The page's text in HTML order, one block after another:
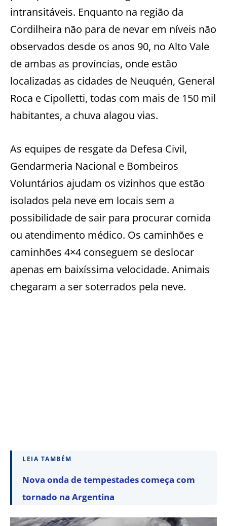
intransitáveis. Enquanto na região da
Cordilheira não para de nevar em níveis não
observados desde os anos 90, no Alto Vale
de ambas as províncias, onde estão
localizadas as cidades de Neuquén, General
Roca e Cipolletti, todas com mais de 150 mil
habitantes, a chuva alagou vias.
As equipes de resgate da Defesa Civil,
Gendarmeria Nacional e Bombeiros
Voluntários ajudam os vizinhos que estão
isolados pela neve em locais sem a
possibilidade de sair para procurar comida
ou atendimento médico. Os caminhões e
caminhões 4×4 conseguem se deslocar
apenas em baixíssima velocidade. Animais
chegaram a ser soterrados pela neve.
LEIA TAMBÉM
Nova onda de tempestades começa com
tornado na Argentina